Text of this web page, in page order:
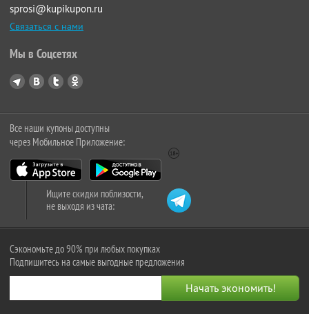
sprosi@kupikupon.ru
Связаться с нами
Мы в Соцсетях
Все наши купоны доступны
через Мобильное Приложение:
Ищите скидки поблизости,
не выходя из чата:
Сэкономьте до 90% при любых покупках
Подпишитесь на самые выгодные предложения